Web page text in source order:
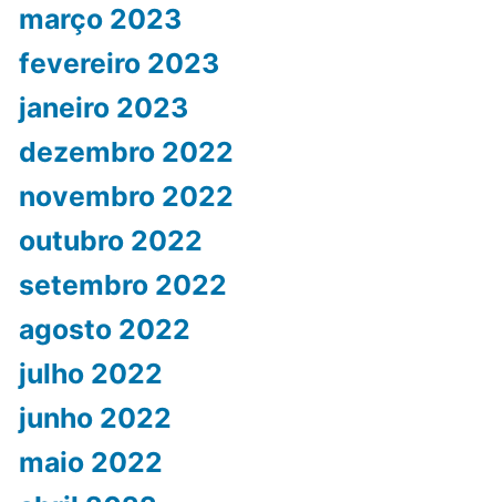
março 2023
fevereiro 2023
janeiro 2023
dezembro 2022
novembro 2022
outubro 2022
setembro 2022
agosto 2022
julho 2022
junho 2022
maio 2022